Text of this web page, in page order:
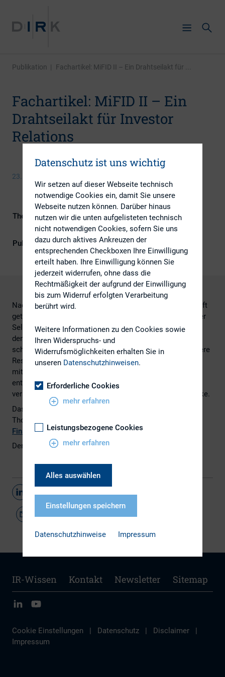
Publikation | Fachartikel: MiFID II – Ein Drahtseilakt für ...
Fachartikel: MiFID II – Ein
Drahtseilakt für Investor
Relations
23. Januar 2018
Themengebiete
ESG (inkl. Nachhaltigkeit &
Governance), IR-Kompetenz
Publikationsform
Externe Publikationen
Nachdem die Richtlinie MiFID II Anfang des Jahres in Kraft
getreten ist, werden Vermögensverwalter deutlich weniger
Sell Side Research beziehen als in der Vergangenheit –
denn sie müssen nun gesondert dafür bezahlen. Ein
schwerer Schlag für die Sell Side, insbesondere für kleinere
Research-Unternehmen: Broker, die kleine und
mittelständische Unternehmen abdecken, werden sich
entweder auf einen Nischenbereich konzentrieren oder
verschwinden. Es entsteht eine erhebliche Research-Lücke.
Das finden zumindest Harald Kinzler und Matthew
Thomlinson in ihrem Beitrag auf der
Finance-Magazins.
Den vollständigen Beitrag finden Sie
IR-Wissen Kontakt Newsletter Sitemap
Cookie Einstellungen | Datenschutz | Disclaimer
|
Impressum
Datenschutz ist uns wichtig
Wir setzen auf dieser Webseite technisch
notwendige Cookies ein, damit Sie unsere
Webseite nutzen können. Darüber hinaus
nutzen wir die unten aufgelisteten technisch
nicht notwendigen Cookies, sofern Sie uns
dazu durch aktives Ankreuzen der
entsprechenden Checkboxen Ihre Einwilligung
erteilt haben. Ihre Einwilligung können Sie
jederzeit widerrufen, ohne dass die
Rechtmäßigkeit der aufgrund der Einwilligung
bis zum Widerruf erfolgten Verarbeitung
berührt wird.
Weitere Informationen zu den Cookies sowie
Ihren Widerspruchs- und
Widerrufsmöglichkeiten erhalten Sie in
unseren Datenschutzhinweisen.
Erforderliche Cookies
mehr erfahren
Leistungsbezogene Cookies
mehr erfahren
Alles auswählen
Einstellungen speichern
Datenschutzhinweise Impressum